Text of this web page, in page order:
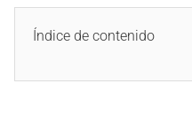
Índice de contenido